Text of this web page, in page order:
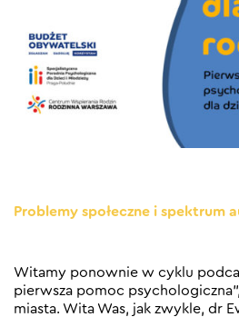
Problemy społeczne i spektrum
Witamy ponownie w cyklu
pierwsza pomoc
miasta. Wita Was, jak zwykle, dr